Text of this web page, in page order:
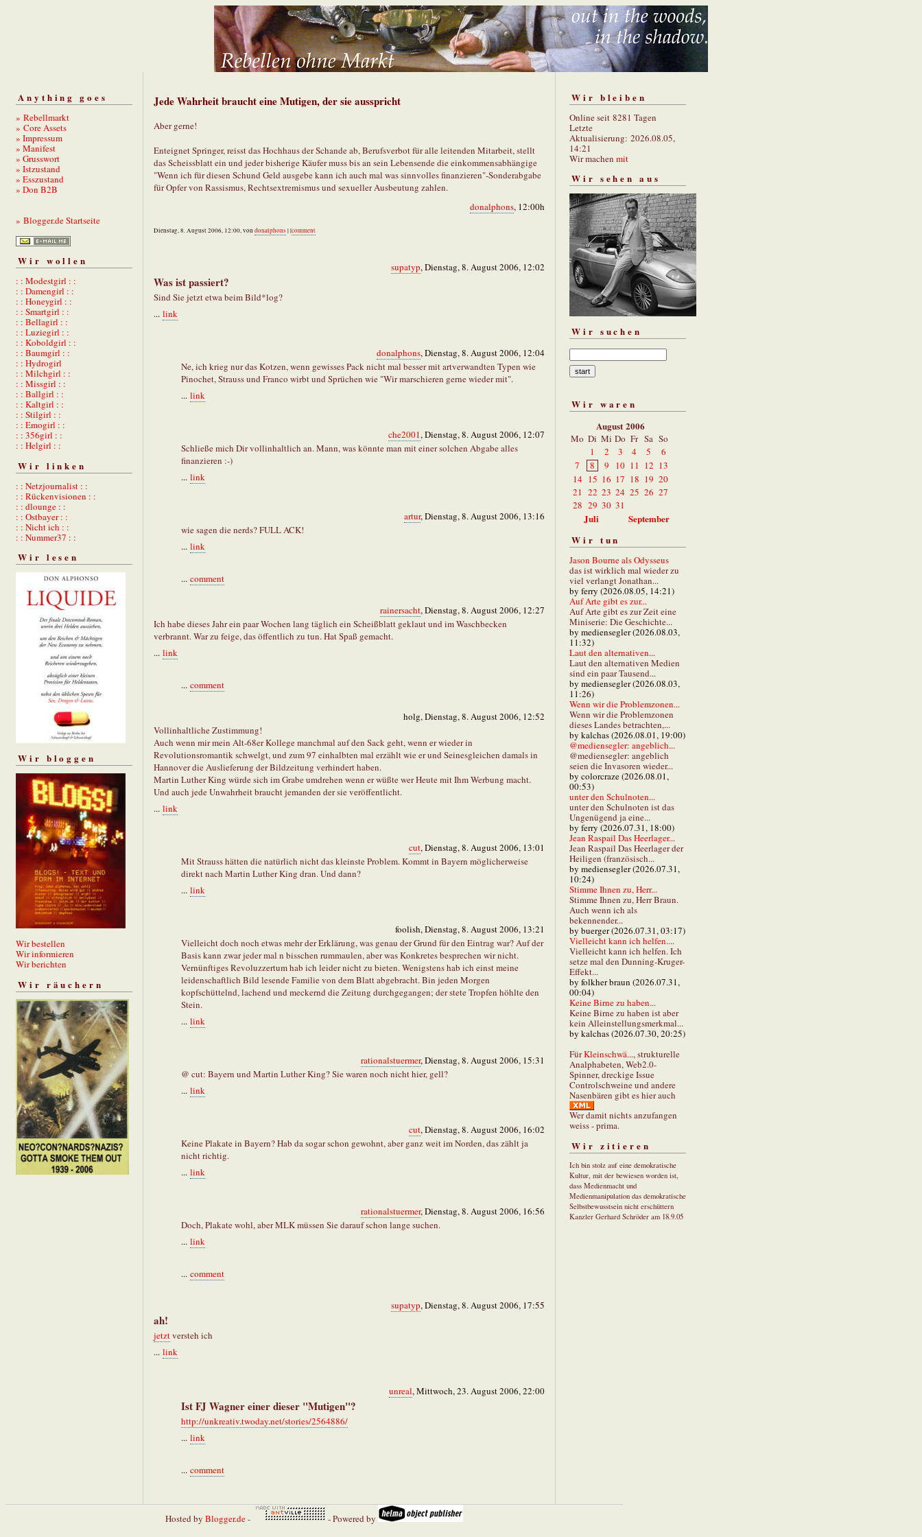
Anything goes
» Rebellmarkt
» Core Assets
» Impressum
» Manifest
» Grusswort
» Istzustand
» Esszustand
» Don B2B
» Blogger.de Startseite
Wir wollen
: : Modestgirl : :
: : Damengirl : :
: : Honeygirl : :
: : Smartgirl : :
: : Bellagirl : :
: : Luziegirl : :
: : Koboldgirl : :
: : Baumgirl : :
: : Hydrogirl
: : Milchgirl : :
: : Missgirl : :
: : Ballgirl : :
: : Kaltgirl : :
: : Stilgirl : :
: : Emogirl : :
: : 356girl : :
: : Helgirl : :
Wir linken
: : Netzjournalist : :
: : Rückenvisionen : :
: : dlounge : :
: : Ostbayer : :
: : Nicht ich : :
: : Nummer37 : :
Wir lesen
Wir bloggen
Wir bestellen
Wir informieren
Wir berichten
Wir räuchern
Jede Wahrheit braucht eine Mutigen, der sie ausspricht
Aber gerne!
Enteignet Springer, reisst das Hochhaus der Schande ab, Berufsverbot für alle leitenden Mitarbeit, stellt
das Scheissblatt ein und jeder bisherige Käufer muss bis an sein Lebensende die einkommensabhängige
"Wenn ich für diesen Schund Geld ausgebe kann ich auch mal was sinnvolles finanzieren"-Sonderabgabe
für Opfer von Rassismus, Rechtsextremismus und sexueller Ausbeutung zahlen.
donalphons, 12:00h
Dienstag, 8. August 2006, 12:00, von donalphons | |comment
supatyp, Dienstag, 8. August 2006, 12:02
Was ist passiert?
Sind Sie jetzt etwa beim Bild*log?
... link
donalphons, Dienstag, 8. August 2006, 12:04
Ne, ich krieg nur das Kotzen, wenn gewisses Pack nicht mal besser mit artverwandten Typen wie
Pinochet, Strauss und Franco wirbt und Sprüchen wie "Wir marschieren gerne wieder mit".
... link
che2001, Dienstag, 8. August 2006, 12:07
Schließe mich Dir vollinhaltlich an. Mann, was könnte man mit einer solchen Abgabe alles
finanzieren :-)
... link
artur, Dienstag, 8. August 2006, 13:16
wie sagen die nerds? FULL ACK!
... link
... comment
rainersacht, Dienstag, 8. August 2006, 12:27
Ich habe dieses Jahr ein paar Wochen lang täglich ein Scheißblatt geklaut und im Waschbecken
verbrannt. War zu feige, das öffentlich zu tun. Hat Spaß gemacht.
... link
... comment
holg, Dienstag, 8. August 2006, 12:52
Vollinhaltliche Zustimmung!
Auch wenn mir mein Alt-68er Kollege manchmal auf den Sack geht, wenn er wieder in
Revolutionsromantik schwelgt, und zum 97 einhalbten mal erzählt wie er und Seinesgleichen damals in
Hannover die Auslieferung der Bildzeitung verhindert haben.
Martin Luther King würde sich im Grabe umdrehen wenn er wüßte wer Heute mit Ihm Werbung macht.
Und auch jede Unwahrheit braucht jemanden der sie veröffentlicht.
... link
cut, Dienstag, 8. August 2006, 13:01
Mit Strauss hätten die natürlich nicht das kleinste Problem. Kommt in Bayern möglicherweise
direkt nach Martin Luther King dran. Und dann?
... link
foolish, Dienstag, 8. August 2006, 13:21
Vielleicht doch noch etwas mehr der Erklärung, was genau der Grund für den Eintrag war? Auf der
Basis kann zwar jeder mal n bisschen rummaulen, aber was Konkretes besprechen wir nicht.
Vernünftiges Revoluzzertum hab ich leider nicht zu bieten. Wenigstens hab ich einst meine
leidenschaftlich Bild lesende Familie von dem Blatt abgebracht. Bin jeden Morgen
kopfschüttelnd, lachend und meckernd die Zeitung durchgegangen; der stete Tropfen höhlte den
Stein.
... link
rationalstuermer, Dienstag, 8. August 2006, 15:31
@ cut: Bayern und Martin Luther King? Sie waren noch nicht hier, gell?
... link
cut, Dienstag, 8. August 2006, 16:02
Keine Plakate in Bayern? Hab da sogar schon gewohnt, aber ganz weit im Norden, das zählt ja
nicht richtig.
... link
rationalstuermer, Dienstag, 8. August 2006, 16:56
Doch, Plakate wohl, aber MLK müssen Sie darauf schon lange suchen.
... link
... comment
supatyp, Dienstag, 8. August 2006, 17:55
ah!
jetztversteh ich
... link
unreal, Mittwoch, 23. August 2006, 22:00
Ist FJ Wagner einer dieser "Mutigen"?
http://unkreativ.twoday.net/stories/2564886/
... link
... comment
Wir bleiben
Online seit 8281 Tagen
Letzte
Aktualisierung: 2026.08.05,
14:21
Wir machen mit
Wir sehen aus
Wir suchen
Wir waren
August 2006
Mo Di Mi Do Fr Sa So
1
2 3 4 5
6
7
8 9 10 11 12 13
14 15 16 17 18 19 20
21 22 23 24 25 26 27
28 29 30 31
Juli
September
Wir tun
Jason Bourne als Odysseus
das ist wirklich mal wieder zu
viel verlangt Jonathan...
by ferry (2026.08.05, 14:21)
Auf Arte gibt es zur...
Auf Arte gibt es zur Zeit eine
Miniserie: Die Geschichte...
by mediensegler (2026.08.03,
11:32)
Laut den alternativen...
Laut den alternativen Medien
sind ein paar Tausend...
by mediensegler (2026.08.03,
11:26)
Wenn wir die Problemzonen...
Wenn wir die Problemzonen
dieses Landes betrachten,...
by kalchas (2026.08.01, 19:00)
@mediensegler: angeblich...
@mediensegler: angeblich
seien die Invasoren wieder...
by colorcraze (2026.08.01,
00:53)
unter den Schulnoten...
unter den Schulnoten ist das
Ungenügend ja eine...
by ferry (2026.07.31, 18:00)
Jean Raspail Das Heerlager...
Jean Raspail Das Heerlager der
Heiligen (französisch...
by mediensegler (2026.07.31,
10:24)
Stimme Ihnen zu, Herr...
Stimme Ihnen zu, Herr Braun.
Auch wenn ich als
bekennender...
by buerger (2026.07.31, 03:17)
Vielleicht kann ich helfen....
Vielleicht kann ich helfen. Ich
setze mal den Dunning-Kruger-
Effekt...
by folkher braun (2026.07.31,
00:04)
Keine Birne zu haben...
Keine Birne zu haben ist aber
kein Alleinstellungsmerkmal...
by kalchas (2026.07.30, 20:25)
FürKleinschwä..., strukturelle
Analphabeten, Web2.0-
Spinner, dreckige Issue
Controlschweine und andere
Nasenbären gibt es hier auch
Wer damit nichts anzufangen
weiss - prima.
Wir zitieren
Ich bin stolz auf eine demokratische
Kultur, mit der bewiesen worden ist,
dass Medienmacht und
Medienmanipulation das demokratische
Selbstbewusstsein nicht erschüttern
Kanzler Gerhard Schröder am 18.9.05
Hosted by Blogger.de- - Powered by